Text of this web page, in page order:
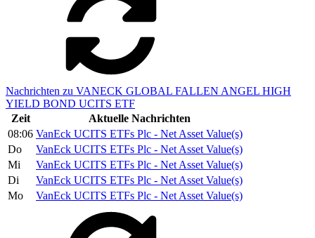
Nachrichten zu VANECK GLOBAL FALLEN ANGEL HIGH
YIELD BOND UCITS ETF
Zeit
Aktuelle Nachrichten
08:06 VanEck UCITS ETFs Plc - Net Asset Value(s)
Do
VanEck UCITS ETFs Plc - Net Asset Value(s)
Mi
VanEck UCITS ETFs Plc - Net Asset Value(s)
Di
VanEck UCITS ETFs Plc - Net Asset Value(s)
Mo
VanEck UCITS ETFs Plc - Net Asset Value(s)